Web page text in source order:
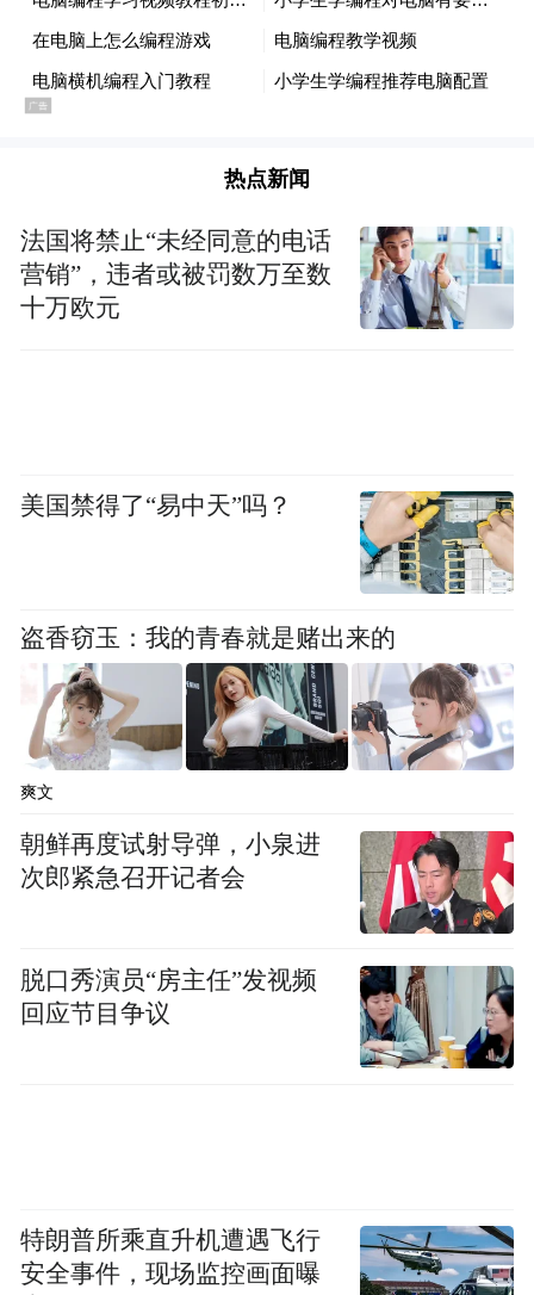
热点新闻
法国将禁止“未经同意的电话
营销”，违者或被罚数万至数
十万欧元
美国禁得了“易中天”吗？
盗香窃玉：我的青春就是赌出来的
爽文
朝鲜再度试射导弹，小泉进
次郎紧急召开记者会
脱口秀演员“房主任”发视频
回应节目争议
特朗普所乘直升机遭遇飞行
安全事件，现场监控画面曝